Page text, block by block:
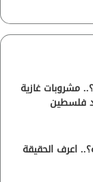
مشروبات غازية
فلسطين
الحقيقة